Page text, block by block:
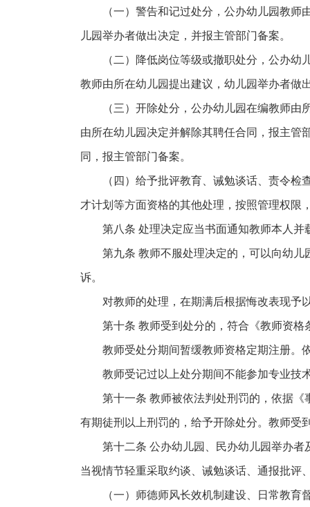
（一）警告和记过处分，公办幼儿园教
儿园举办者做出决定，并报主管部门备案。
（二）降低岗位等级或撤职处分，公办
教师由所在幼儿园提出建议，幼儿园举办者做
（三）开除处分，公办幼儿园在编教师
由所在幼儿园决定并解除其聘任合同，报主管
同，报主管部门备案。
（四）给予批评教育、诫勉谈话、责令
才计划等方面资格的其他处理，按照管理权限
第八条 处理决定应当书面通知教师本人
第九条 教师不服处理决定的，可以向幼
诉。
对教师的处理，在期满后根据悔改表现予
第十条 教师受到处分的，符合《教师资
教师受处分期间暂缓教师资格定期注册。
教师受记过以上处分期间不能参加专业技
第十一条 教师被依法判处刑罚的，依据
有期徒刑以上刑罚的，给予开除处分。教师受
第十二条 公办幼儿园、民办幼儿园举办
当视情节轻重采取约谈、诫勉谈话、通报批评
（一）师德师风长效机制建设、日常教育